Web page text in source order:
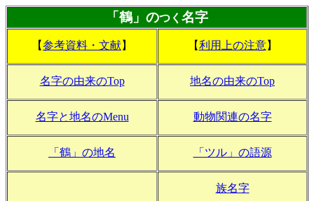
「鶴」のつく 名字
【参考資料・文献】 【利用上の注意】
名字の由来のTop 地名の由来のTop
名字と地名のMenu 動物関連の名字
「鶴」の地名 「ツル」の語源
族名字